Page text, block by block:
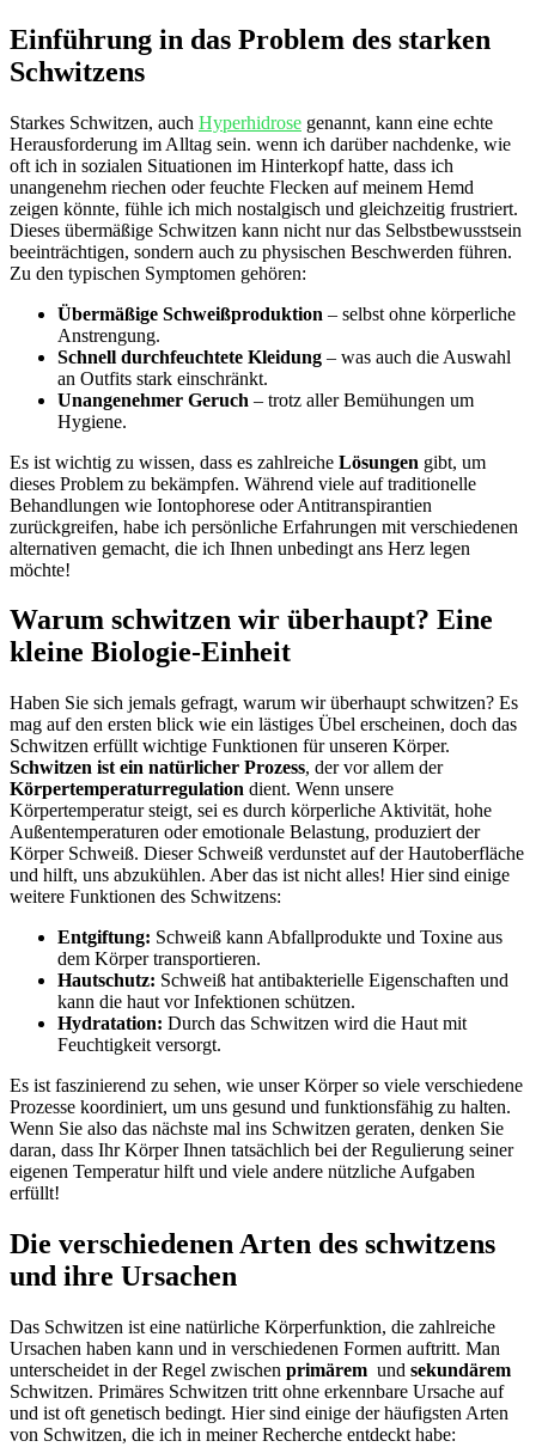
Einführung in das Problem des starken
Schwitzens
Starkes Schwitzen, auch Hyperhidrose ‍ genannt,⁤ kann eine ⁣echte ​
Herausforderung im Alltag sein. ⁣wenn ich darüber nachdenke, wie
oft ⁤ich​ in ⁢sozialen Situationen im ⁢Hinterkopf hatte, dass ich
unangenehm riechen oder feuchte Flecken auf meinem Hemd
zeigen könnte, fühle ich mich nostalgisch und⁤ gleichzeitig​ frustriert.
Dieses übermäßige Schwitzen kann nicht nur das⁤ Selbstbewusstsein
beeinträchtigen, sondern auch zu ⁢physischen ⁤Beschwerden führen.
Zu den typischen Symptomen gehören:
Übermäßige Schweißproduktion – selbst ohne ​körperliche
Anstrengung.
Schnell ‌durchfeuchtete Kleidung – was ⁢auch die Auswahl
an Outfits stark einschränkt.
Unangenehmer Geruch – trotz⁤ aller Bemühungen um​
Hygiene.
Es ⁤ist wichtig zu ‍wissen, dass es zahlreiche Lösungen ⁣gibt,‌ um
dieses Problem zu bekämpfen. Während ⁣viele auf traditionelle ​
Behandlungen wie ⁢Iontophorese oder Antitranspirantien
zurückgreifen, habe ich persönliche Erfahrungen mit verschiedenen
alternativen gemacht, ⁤die ich Ihnen‍ unbedingt ans Herz legen
möchte!
Warum‌ schwitzen wir überhaupt?​ Eine
kleine Biologie-Einheit
Haben Sie sich jemals gefragt, warum wir überhaupt ‌schwitzen? Es
‍mag auf ‍den‍ ersten ⁤blick wie ein⁣ lästiges Übel erscheinen, doch das
Schwitzen⁢ erfüllt wichtige⁤ Funktionen ⁤für unseren Körper.
Schwitzen ist‍ ein natürlicher Prozess, der vor allem ⁢der
Körpertemperaturregulation dient. Wenn unsere
‍Körpertemperatur steigt, sei ⁣es durch körperliche Aktivität,⁤ hohe
Außentemperaturen ​oder emotionale Belastung, produziert‌ der
⁢Körper Schweiß.​ Dieser Schweiß verdunstet auf ‌der Hautoberfläche
und hilft, uns abzukühlen. ‍Aber das ist nicht alles! Hier sind⁢ einige
weitere Funktionen ⁢des⁢ Schwitzens:
Entgiftung: Schweiß kann Abfallprodukte und Toxine aus
dem Körper transportieren.
Hautschutz: Schweiß ⁢hat antibakterielle‍ Eigenschaften und
kann ‌die haut vor ⁤Infektionen schützen.
Hydratation: Durch das Schwitzen wird die Haut mit
Feuchtigkeit versorgt.
Es ist faszinierend zu⁢ sehen, wie unser Körper so viele verschiedene
Prozesse koordiniert,‍ um⁤ uns ⁢gesund und funktionsfähig zu halten.
Wenn‍ Sie also⁤ das nächste⁣ mal ins Schwitzen ‌geraten, denken Sie
daran, dass ⁣Ihr Körper Ihnen tatsächlich bei der Regulierung seiner‌
eigenen Temperatur hilft und viele andere nützliche Aufgaben
erfüllt!
Die verschiedenen Arten des ⁢schwitzens
und ‌ihre Ursachen
Das ‍Schwitzen ist eine natürliche Körperfunktion, die ‌zahlreiche
Ursachen haben kann ​und in verschiedenen Formen auftritt. ‍Man
⁤unterscheidet in⁢ der‌ Regel zwischen primärem ‍ und sekundärem
Schwitzen. ​Primäres Schwitzen tritt ​ohne erkennbare Ursache ‌auf
und ist oft genetisch bedingt. Hier⁢ sind ⁢einige ​der häufigsten Arten
von⁤ Schwitzen, ⁣die‍ ich in meiner ‌Recherche entdeckt habe: